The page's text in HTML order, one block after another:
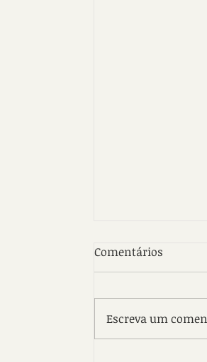
Comentários
Escreva um